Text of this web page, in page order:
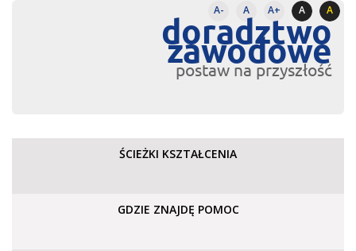
A- A A+ A A
doradztwo
zawodowe
postaw na przyszłość
ŚCIEŻKI KSZTAŁCENIA
GDZIE ZNAJDĘ POMOC